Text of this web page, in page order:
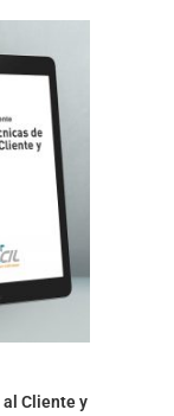
Cliente y